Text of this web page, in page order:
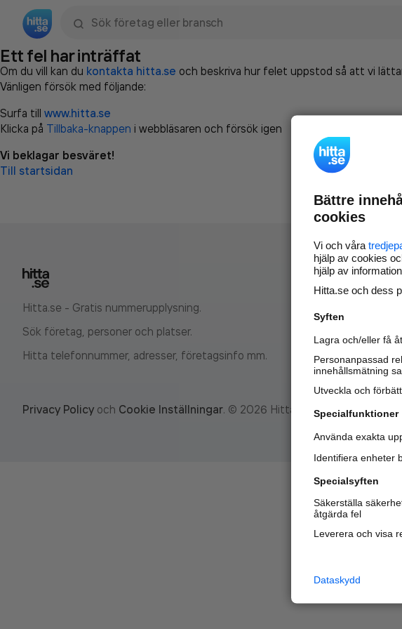
Ett fel har inträffat
Om du vill kan du kontakta hitta.se och beskriva hur felet uppstod så att vi
Vänligen försök med följande:
Surfa till www.hitta.se
Klicka på Tillbaka-knappen i webbläsaren och försök igen
Vi beklagar besväret!
Till startsidan
Hitta.se - Gratis nummerupplysning.
Sök företag, personer och platser.
Hitta telefonnummer, adresser, företagsinfo mm.
Privacy Policy och Cookie Inställningar. © 2026 Hitta.se
Bättre
cookies
Vi och våra
hjälp av cookies
hjälp av
Hitta.se och dess
Syften
Lagra och/eller få
Personanpassad
innehållsmätning
Utveckla och
Specialfunktioner
Använda exakta
Identifiera enheter
Specialsyften
Säkerställa
åtgärda fel
Leverera och visa
Dataskydd